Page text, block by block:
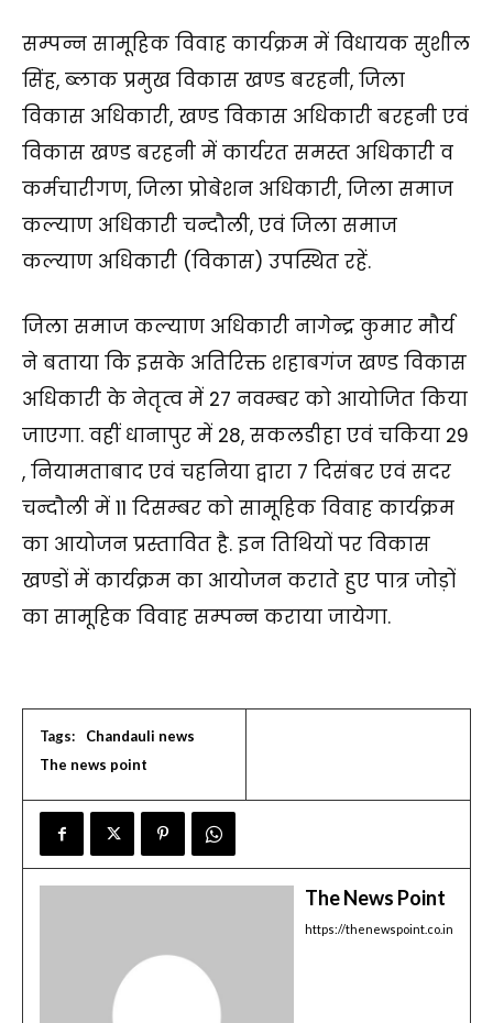
सम्पन्न सामूहिक विवाह कार्यक्रम में विधायक सुशील
सिंह, ब्लाक प्रमुख विकास खण्ड बरहनी, जिला
विकास अधिकारी, खण्ड विकास अधिकारी बरहनी एवं
विकास खण्ड बरहनी में कार्यरत समस्त अधिकारी व
कर्मचारीगण, जिला प्रोबेशन अधिकारी, जिला समाज
कल्याण अधिकारी चन्दौली, एवं जिला समाज
कल्याण अधिकारी (विकास) उपस्थित रहें.
जिला समाज कल्याण अधिकारी नागेन्द्र कुमार मौर्य
ने बताया कि इसके अतिरिक्त शहाबगंज खण्ड विकास
अधिकारी के नेतृत्व में 27 नवम्बर को आयोजित किया
जाएगा. वहीं धानापुर में 28, सकलडीहा एवं चकिया 29
, नियामताबाद एवं चहनिया द्वारा 7 दिसंबर एवं सदर
चन्दौली में 11 दिसम्बर को सामूहिक विवाह कार्यक्रम
का आयोजन प्रस्तावित है. इन तिथियों पर विकास
खण्डों में कार्यक्रम का आयोजन कराते हुए पात्र जोड़ों
का सामूहिक विवाह सम्पन्न कराया जायेगा.
Tags:
Chandauli news
The news point
The News Point
https://thenewspoint.co.in